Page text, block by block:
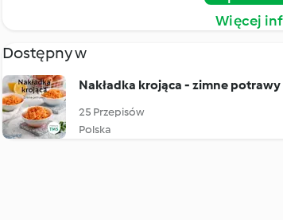
Więcej
Dostępny w
Nakładka krojąca - zimne potrawy
25 Przepisów
Polska